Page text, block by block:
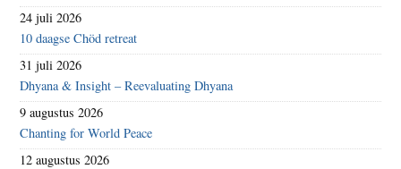
24 juli 2026
10 daagse Chöd retreat
31 juli 2026
Dhyana & Insight – Reevaluating Dhyana
9 augustus 2026
Chanting for World Peace
12 augustus 2026